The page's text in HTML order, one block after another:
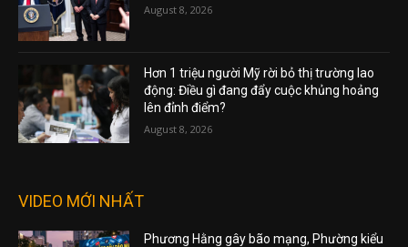
August 8, 2026
Hơn 1 triệu người Mỹ rời bỏ thị trường lao
động: Điều gì đang đẩy cuộc khủng hoảng
lên đỉnh điểm?
August 8, 2026
VIDEO MỚI NHẤT
Phương Hằng gây bão mạng, Phường kiểu